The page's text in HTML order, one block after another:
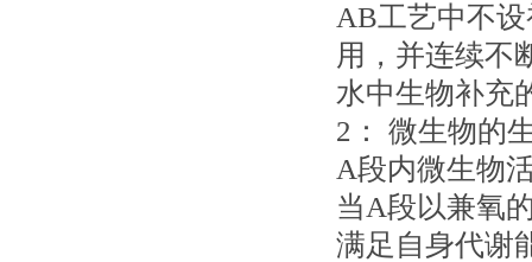
AB工艺中不
用，并连续不
水中生物补充
2： 微生物的
A段内微生物
当A段以兼氧
满足自身代谢